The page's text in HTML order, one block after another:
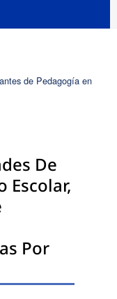
de Pedagogía en
De
Escolar,
Por